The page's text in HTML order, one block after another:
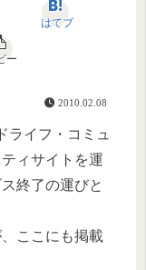
はてブ
ー
2010.02.08
ライフ・コミュ
ィサイトを運
終了の運びと
ここにも掲載